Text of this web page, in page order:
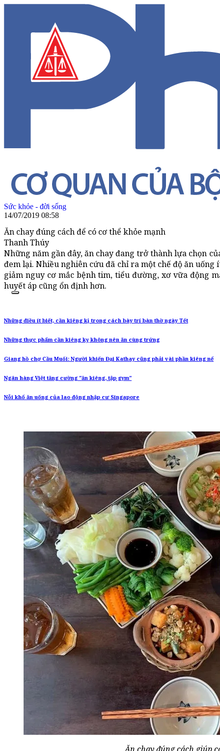
Sức khỏe - đời sống
14/07/2019 08:58
Ăn chay đúng cách để có cơ thể khỏe mạnh
Thanh Thúy
Những năm gần đây, ăn chay đang trở thành lựa chọn
đem lại. Nhiều nghiên cứu đã chỉ ra một chế độ ăn
giảm nguy cơ mắc bệnh tim, tiểu đường, xơ vữa động
huyết áp cũng ổn định hơn.
Những điều ít biết, cần kiêng kị trong cách bày trí bàn thờ ngày Tết
Những thực phẩm cần kiêng kỵ không nên ăn cùng trứng
Giang hồ chợ Cầu Muối: Người khiến Đại Kathay cũng phải vài phần kiêng nể
Ngân hàng Việt tăng cường "ăn kiêng, tập gym"
Nỗi khổ ăn uống của lao động nhập cư Singapore